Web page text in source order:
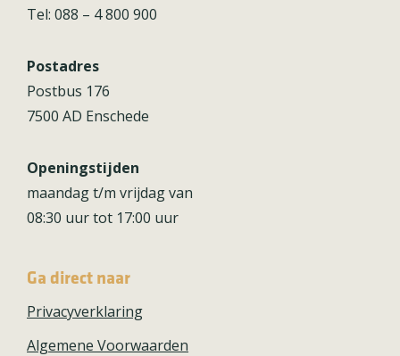
Tel: 088 – 4 800 900
Postadres
Postbus 176
7500 AD Enschede
Openingstijden
maandag t/m vrijdag van
08:30 uur tot 17:00 uur
Ga direct naar
Privacyverklaring
Algemene Voorwaarden